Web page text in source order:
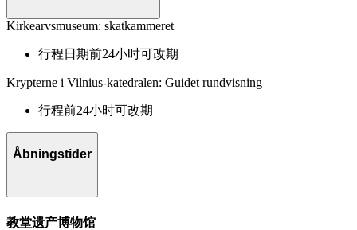
Kirkearvsmuseum: skatkammeret
行程日期前24小时可改期
Krypterne i Vilnius-katedralen: Guidet rundvisning
行程前24小时可改期
Åbningstider
教堂遗产博物馆